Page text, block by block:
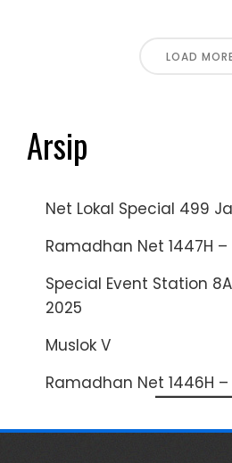
LOAD
Arsip
Net Lokal Special 499
Ramadhan Net 1447H –
Special Event Station
2025
Muslok V
Ramadhan Net 1446H –